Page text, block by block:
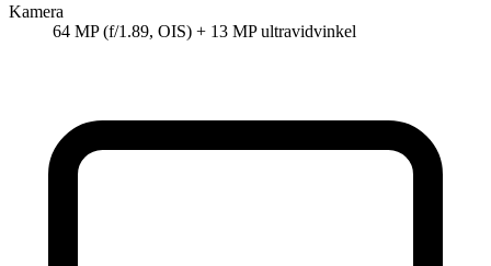
Kamera
64 MP (f/1.89, OIS) + 13 MP ultravidvinkel